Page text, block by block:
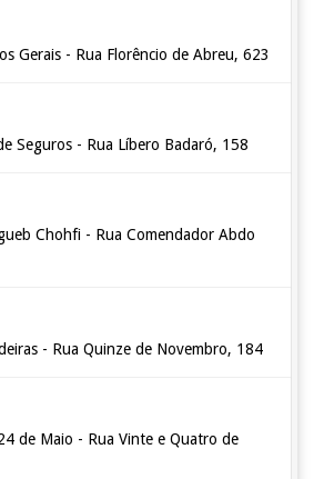
Gerais - Rua Florêncio de Abreu, 623
Seguros - Rua Líbero Badaró, 158
Chohfi - Rua Comendador Abdo
- Rua Quinze de Novembro, 184
de Maio - Rua Vinte e Quatro de